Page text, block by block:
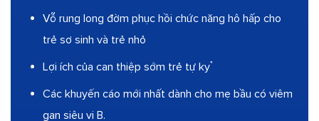
Vỗ rung long đờm phục hồi chức năng hô hấp cho
trẻ sơ sinh và trẻ nhỏ
Lợi ích của can thiệp sớm trẻ tự kỷ
Các khuyến cáo mới nhất dành cho mẹ bầu có viêm
gan siêu vi B.